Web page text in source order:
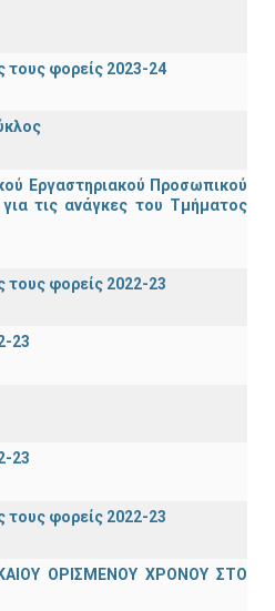
τους φορείς 2023-24
Εργαστηριακού Προσωπικού
τις ανάγκες του Τμήματος
τους φορείς 2022-23
23
23
τους φορείς 2022-23
ΟΡΙΣΜΕΝΟΥ ΧΡΟΝΟΥ ΣΤΟ